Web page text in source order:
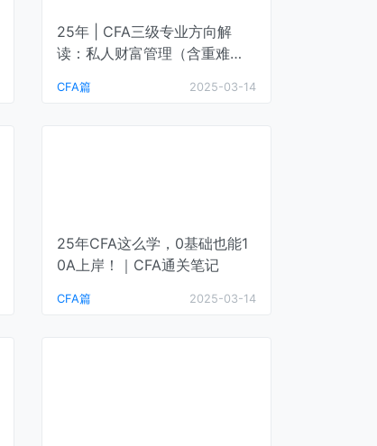
25年 | CFA三级专业方向解
读：私人财富管理（含重难
记
CFA篇 2025-03-14
25年CFA这么学，0基础也能1
0A上岸！｜CFA通关笔记
CFA篇 2025-03-14